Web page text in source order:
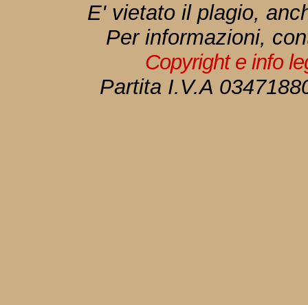
E' vietato il plagio,
Per informazioni,
Copyright e info
Partita I.V.A